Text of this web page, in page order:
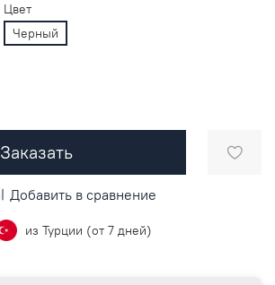
Цвет
Черный
Заказать
Добавить в сравнение
из Турции (от 7 дней)